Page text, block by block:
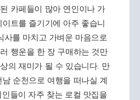
카페들이 많아 연인이나 가
트를 즐기기에 아주 좋습니
사를 마치고 가벼운 마음으로
행운을 한 장 구매하는 것만
의 재미가 될 수 있습니다. 만
순천으로 여행을 떠나실 계
들이 자주 찾는 로컬 맛집을